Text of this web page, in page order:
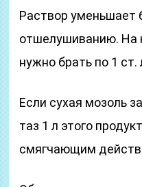
Раствор уменьшает
отшелушиванию. На
нужно брать по 1 ст.
Если сухая мозоль
таз 1 л этого
смягчающим